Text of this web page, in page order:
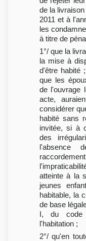
de la
2011 et à
les
à titre de
1°/ que la
la mise à
d'être habité
que les
de l'ouvrage
acte,
considérer
habité sans
invitée, si à
des
l'absence
atteinte à la
jeunes
habitable, la
de base
I, du code
l'habitation ;
2°/ qu'en